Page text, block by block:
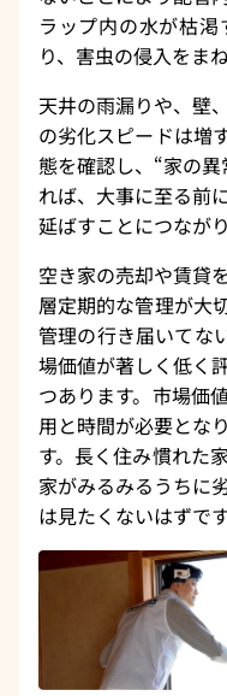
ラップ内の水が枯
り、害虫の侵入をま
天井の雨漏りや、壁
の劣化スピードは増
態を確認し、“家の
れば、大事に至る前
延ばすことにつながり
空き家の売却や賃貸
層定期的な管理が大
管理の行き届いてな
場価値が著しく低く
つあります。市場価
用と時間が必要とな
す。長く住み慣れた
家がみるみるうちに
は見たくないはずです